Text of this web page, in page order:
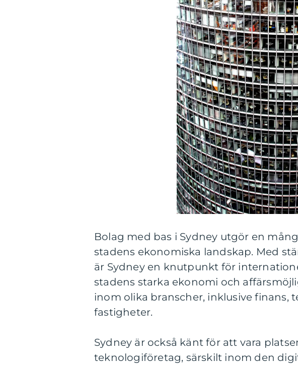
Bolag med bas i Sydney utgör en
stadens ekonomiska landskap. Med
är Sydney en knutpunkt för
stadens starka ekonomi och
inom olika branscher, inklusive finans,
fastigheter.
Sydney är också känt för att vara
teknologiföretag, särskilt inom den